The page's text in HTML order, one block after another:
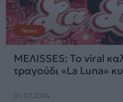
News
ΜΕΛΙSSES: To viral
τραγούδι «La Luna»
01.07.2024